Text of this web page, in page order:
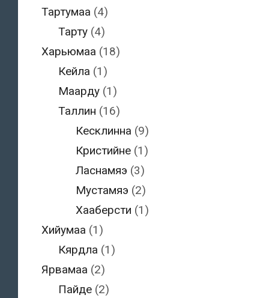
Тартумаа (4)
Тарту (4)
Харьюмаа (18)
Кейла (1)
Маарду (1)
Таллин (16)
Кесклинна (9)
Кристийне(1)
Ласнамяэ (3)
Мустамяэ (2)
Хааберсти (1)
Хийумаа (1)
Кярдла (1)
Ярвамаа (2)
Пайде (2)